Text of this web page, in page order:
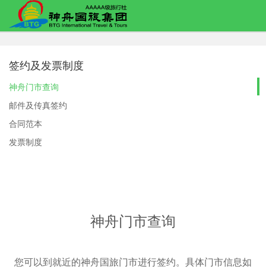
签约及发票制度
神舟门市查询
邮件及传真签约
合同范本
发票制度
神舟门市查询
您可以到就近的神舟国旅门市进行签约。具体门市信息如